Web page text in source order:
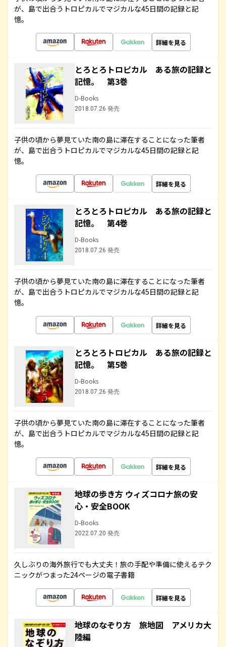
が、島で出合うトロピカルでマジカルな45日間の記録と記
憶。
詳細を見る
とろとろトロピカル ある旅の記録と
記憶。 第3巻
D-Books
2018.07.26 発売
子供の頃から夢見ていた南の島に滞在することになった筆者
が、島で出合うトロピカルでマジカルな45日間の記録と記
憶。
詳細を見る
とろとろトロピカル ある旅の記録と
記憶。 第4巻
D-Books
2018.07.26 発売
子供の頃から夢見ていた南の島に滞在することになった筆者
が、島で出合うトロピカルでマジカルな45日間の記録と記
憶。
詳細を見る
とろとろトロピカル ある旅の記録と
記憶。 第5巻
D-Books
2018.07.26 発売
子供の頃から夢見ていた南の島に滞在することになった筆者
が、島で出合うトロピカルでマジカルな45日間の記録と記
憶。
詳細を見る
地球の歩き方 ウィズコロナ旅の安
心・安全BOOK
D-Books
2022.07.20 発売
久しぶりの海外旅行でも大丈夫！旅の手配や準備に使えるテク
ニックがつまった24ページの電子書籍
詳細を見る
地球のなぞり方 旅地図 アメリカ大
陸編